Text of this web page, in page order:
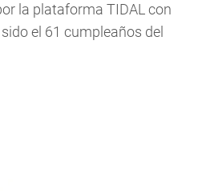
la plataforma TIDAL con
el 61 cumpleaños del